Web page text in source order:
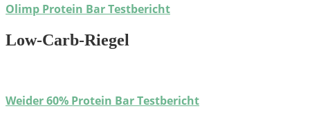
Olimp Protein Bar Testbericht
Low-Carb-Riegel
Weider 60% Protein Bar Testbericht